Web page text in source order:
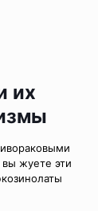
их
жуете эти